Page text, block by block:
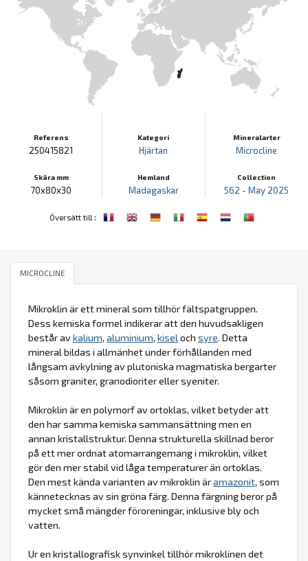
Referens
250415821
Skära mm
70x80x30
Kategori
Hjärtan
Hemland
Madagaskar
Mineralarter
Microcline
Collection
562 - May 2025
Översätt till :
MICROCLINE
Mikroklin är ett mineral som tillhör fältspatgruppen.
Dess kemiska formel indikerar att den huvudsakligen
består avkalium, aluminium, kisel och syre. Detta
mineral bildas i allmänhet under förhållanden med
långsam avkylning av plutoniska magmatiska bergarter
såsom graniter, granodioriter eller syeniter.
Mikroklin är en polymorf av ortoklas, vilket betyder att
den har samma kemiska sammansättning men en
annan kristallstruktur. Denna strukturella skillnad beror
på ett mer ordnat atomarrangemang i mikroklin, vilket
gör den mer stabil vid låga temperaturer än ortoklas.
Den mest kända varianten av mikroklin äramazonit, som
kännetecknas av sin gröna färg. Denna färgning beror på
mycket små mängder föroreningar, inklusive bly och
vatten.
Ur en kristallografisk synvinkel tillhör mikroklinen det